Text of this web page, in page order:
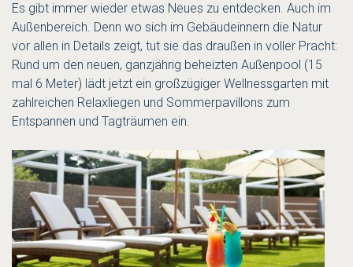
Es gibt immer wieder etwas Neues zu entdecken. Auch im
Außenbereich. Denn wo sich im Gebäudeinnern die Natur
vor allen in Details zeigt, tut sie das draußen in voller Pracht:
Rund um den neuen, ganzjährig beheizten Außenpool (15
mal 6 Meter) lädt jetzt ein großzügiger Wellnessgarten mit
zahlreichen Relaxliegen und Sommerpavillons zum
Entspannen und Tagträumen ein.